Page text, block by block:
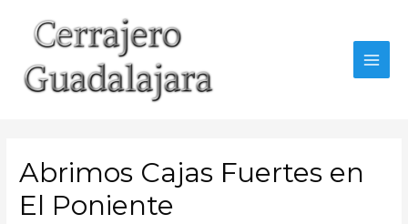
contenido
Abrimos Cajas Fuertes en
El Poniente